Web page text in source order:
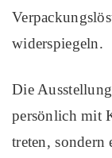
widerspiegeln.
Die
persönlich mit
treten, sondern